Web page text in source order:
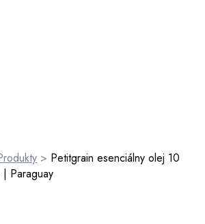
> Petitgrain esenciálny olej 10
| Paraguay